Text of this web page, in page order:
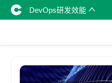
DevOps研发效能